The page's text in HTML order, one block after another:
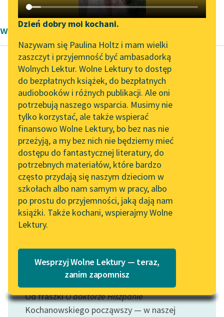
Katalog DAISY
Podkasty o książkach
Zgłoś brak utworu
Aktualności
„Prokurator Alicja Horn”
do słuchania
Byliśmy częścią AI Impact
Lab
Zapraszamy na spotkanie
online z tłumaczkami
literatury skandynawskiej
Spotkanie z Katarzyną
Tunkiel w Oslo
102. lata temu zmarł
Joseph Conrad
Lektury szkolne i klasyka
literatury do słuchania dla
uczennic i uczniów z
niepełnosprawnościami
Narzędzia
Mapa Wolnych Lektur
Leśmianator
Przewodnik dla piszących i
czytających
API
OAI-PMH
Widget Wolnych Lektur
Przypisy
Katalog w formacie PDF
Dzień dobry moi kochani.
Nazywam się Paulina Holtz i mam wielki
zaszczyt i przyjemność być ambasadorką
Wolnych Lektur. Wolne Lektury to dostęp
do bezpłatnych książek, do bezpłatnych
audiobooków i różnych publikacji. Ale oni
potrzebują naszego wsparcia. Musimy nie
tylko korzystać, ale także wspierać
finansowo Wolne Lektury, bo bez nas nie
przeżyją, a my bez nich nie będziemy mieć
dostępu do fantastycznej literatury, do
potrzebnych materiałów, które bardzo
często przydają się naszym dzieciom w
szkołach albo nam samym w pracy, albo
po prostu do przyjemności, jaką dają nam
książki. Także kochani, wspierajmy Wolne
Lektury.
Wesprzyj Wolne Lektury — teraz,
zanim zapomnisz
wiersze Aleksandra Kasprzak i Mira Król
Mira Król
.Kambium.
pod koniec września
majstrowali w moim
sercu
nie pierwszy raz
rozbieramy to mięsko
dobieramy się...
Czytaj więcej
Motyw: Lekarz
Od fraszkiO doktorze Hiszpanie
Kochanowskiego począwszy — w naszej